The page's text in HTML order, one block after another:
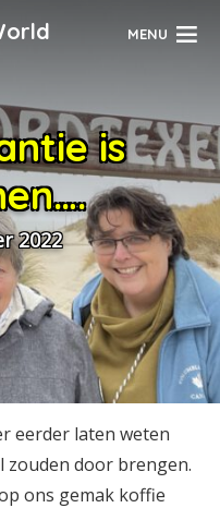
MENU
is
2022
eerder laten weten
zouden door brengen.
ons gemak koffie